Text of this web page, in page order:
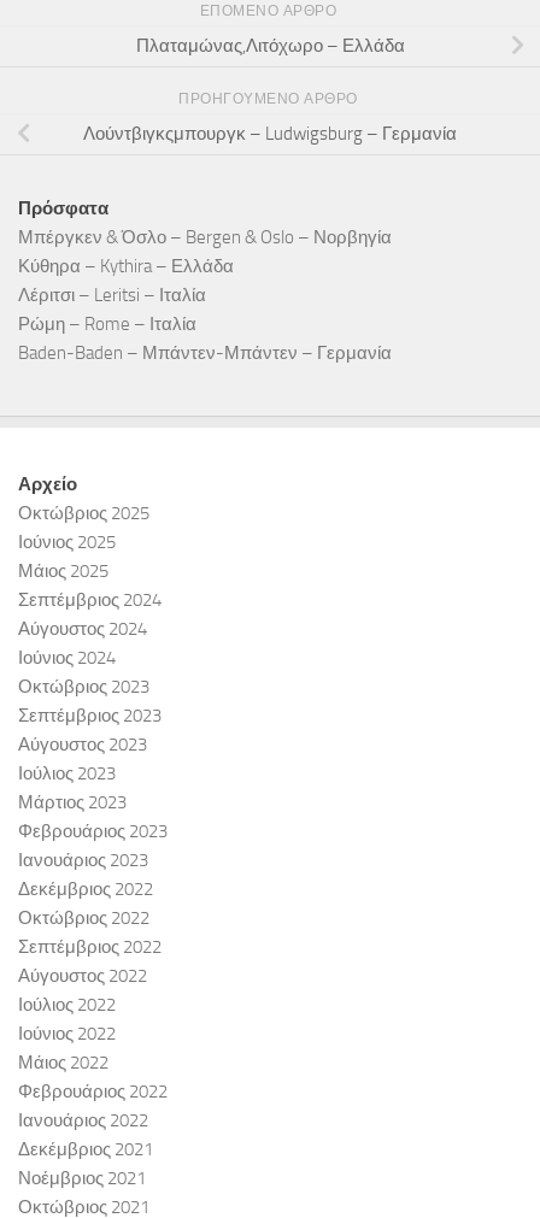
ΕΠΌΜΕΝΟ ΆΡΘΡΟ
Πλαταμώνας,Λιτόχωρο – Ελλάδα
ΠΡΟΗΓΟΎΜΕΝΟ ΆΡΘΡΟ
Λούντβιγκςμπουργκ – Ludwigsburg – Γερμανία
Πρόσφατα
Μπέργκεν & Όσλο – Bergen & Oslo – Νορβηγία
Κύθηρα – Kythira – Ελλάδα
Λέριτσι – Leritsi – Ιταλία
Ρώμη – Rome – Ιταλία
Baden-Baden – Μπάντεν-Μπάντεν – Γερμανία
Αρχείο
Οκτώβριος 2025
Ιούνιος 2025
Μάιος 2025
Σεπτέμβριος 2024
Αύγουστος 2024
Ιούνιος 2024
Οκτώβριος 2023
Σεπτέμβριος 2023
Αύγουστος 2023
Ιούλιος 2023
Μάρτιος 2023
Φεβρουάριος 2023
Ιανουάριος 2023
Δεκέμβριος 2022
Οκτώβριος 2022
Σεπτέμβριος 2022
Αύγουστος 2022
Ιούλιος 2022
Ιούνιος 2022
Μάιος 2022
Φεβρουάριος 2022
Ιανουάριος 2022
Δεκέμβριος 2021
Νοέμβριος 2021
Οκτώβριος 2021